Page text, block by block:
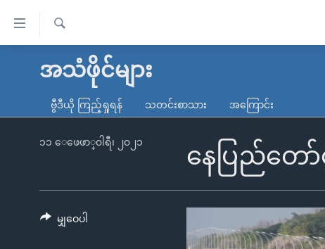
လွယ်ကူ
သည့်
မူလစာမျက်နှာ
ကမ္ဘာ့သတင်းများ
နိုင်ငံတကာ
တရုတ်
အစ္စရေး-ပါလက်စတိုင်း
ရပ်ဝန်းတခု လမ်းတခု အလွန်
အင်္ဂလိပ်စာလေ့လာမယ်
ရ
အသံဖိုင်များ
ဗွီဒီယို ကြည့်ရှုရန် သတင်းစာသား အကြောင်း
နေပြည်တေ
၁၁ ေဖေဖာ္၀ါရီ၊ ၂၀၂၁
မျှဝေပါ